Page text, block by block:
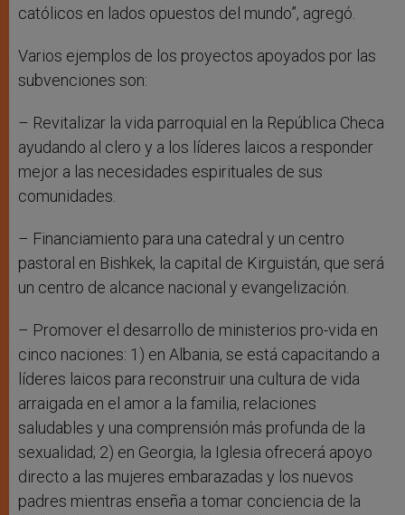
católicos en lados opuestos del mundo”, agregó.
Varios ejemplos de los proyectos apoyados por las
subvenciones son:
– Revitalizar la vida parroquial en la República Checa
ayudando al clero y a los líderes laicos a responder
mejor a las necesidades espirituales de sus
comunidades.
– Financiamiento para una catedral y un centro
pastoral en Bishkek, la capital de Kirguistán, que será
un centro de alcance nacional y evangelización.
– Promover el desarrollo de ministerios pro-vida en
cinco naciones: 1) en Albania, se está capacitando a
líderes laicos para reconstruir una cultura de vida
arraigada en el amor a la familia, relaciones
saludables y una comprensión más profunda de la
sexualidad; 2) en Georgia, la Iglesia ofrecerá apoyo
directo a las mujeres embarazadas y los nuevos
padres mientras enseña a tomar conciencia de la